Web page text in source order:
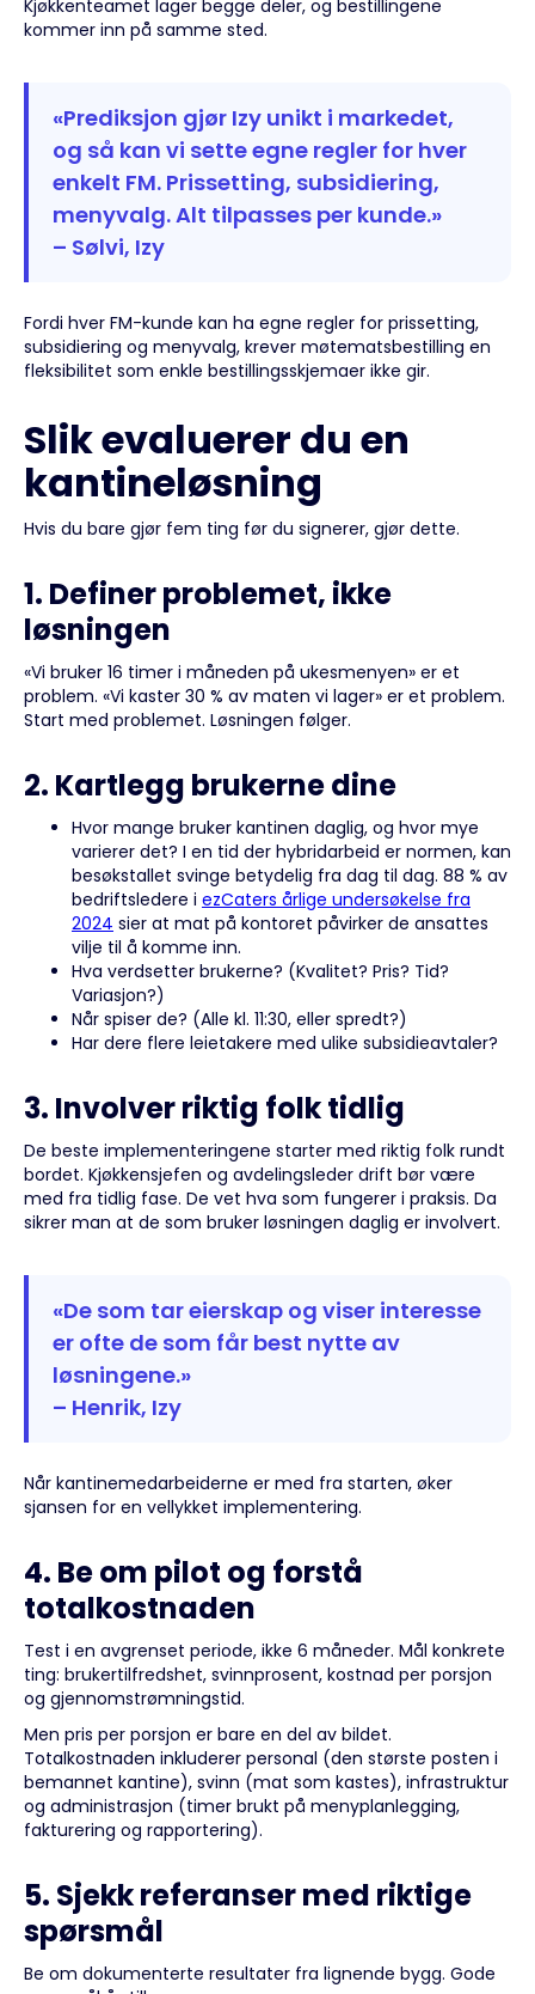
Kjøkkenteamet lager begge deler, og bestillingene
kommer inn på samme sted.
«Prediksjon gjør Izy unikt i markedet,
og så kan vi sette egne regler for hver
enkelt FM. Prissetting, subsidiering,
menyvalg. Alt tilpasses per kunde.»
– Sølvi, Izy
Fordi hver FM-kunde kan ha egne regler for prissetting,
subsidiering og menyvalg, krever møtematsbestilling en
fleksibilitet som enkle bestillingsskjemaer ikke gir.
Slik evaluerer du en
kantineløsning
Hvis du bare gjør fem ting før du signerer, gjør dette.
1. Definer problemet, ikke
løsningen
«Vi bruker 16 timer i måneden på ukesmenyen» er et
problem. «Vi kaster 30 % av maten vi lager» er et problem.
Start med problemet. Løsningen følger.
2. Kartlegg brukerne dine
Hvor mange bruker kantinen daglig, og hvor mye
varierer det? I en tid der hybridarbeid er normen, kan
besøkstallet svinge betydelig fra dag til dag. 88 % av
bedriftsledere i ezCaters årlige undersøkelse fra
2024 sier at mat på kontoret påvirker de ansattes
vilje til å komme inn.
Hva verdsetter brukerne? (Kvalitet? Pris? Tid?
Variasjon?)
Når spiser de? (Alle kl. 11:30, eller spredt?)
Har dere flere leietakere med ulike subsidieavtaler?
3. Involver riktig folk tidlig
De beste implementeringene starter med riktig folk rundt
bordet. Kjøkkensjefen og avdelingsleder drift bør være
med fra tidlig fase. De vet hva som fungerer i praksis. Da
sikrer man at de som bruker løsningen daglig er involvert.
«De som tar eierskap og viser interesse
er ofte de som får best nytte av
løsningene.»
– Henrik, Izy
Når kantinemedarbeiderne er med fra starten, øker
sjansen for en vellykket implementering.
4. Be om pilot og forstå
totalkostnaden
Test i en avgrenset periode, ikke 6 måneder. Mål konkrete
ting: brukertilfredshet, svinnprosent, kostnad per porsjon
og gjennomstrømningstid.
Men pris per porsjon er bare en del av bildet.
Totalkostnaden inkluderer personal (den største posten i
bemannet kantine), svinn (mat som kastes), infrastruktur
og administrasjon (timer brukt på menyplanlegging,
fakturering og rapportering).
5. Sjekk referanser med riktige
spørsmål
Be om dokumenterte resultater fra lignende bygg. Gode